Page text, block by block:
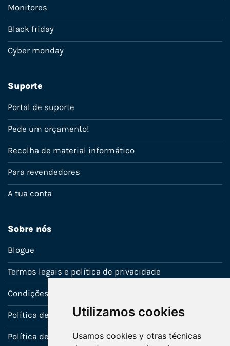
Utilizamos cookies
Usamos cookies y otras técnicas
Monitores
Black friday
Cyber monday
Suporte
Portal de suporte
Pede um orçamento!
Recolha de material informático
Para revendedores
A tua conta
Sobre nós
Blogue
Termos legais e política de privacidade
Condições de venda
Política de Garantia
Política de utilização de cookies